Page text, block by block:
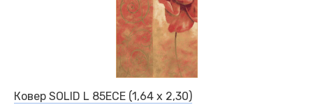
Ковер SOLID L 85ЕСЕ (1,64 х 2,30)